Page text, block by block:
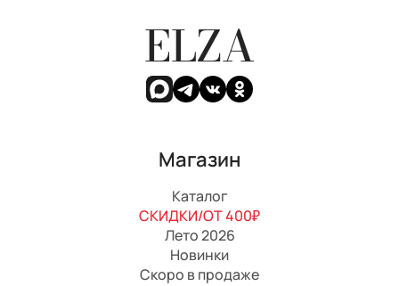
ELZA
Магазин
Каталог
СКИДКИ/ОТ 400₽
Лето 2026
Новинки
Скоро в продаже